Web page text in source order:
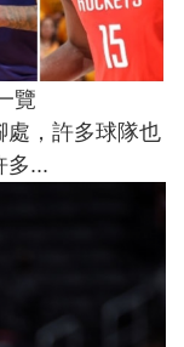
覽
處，許多球隊也
多...